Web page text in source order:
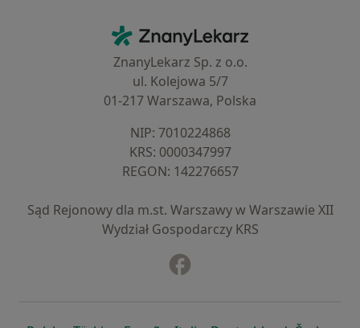
ZnanyLekarz - Strona główna
ZnanyLekarz Sp. z o.o.
ul. Kolejowa 5/7
01-217 Warszawa, Polska
NIP: ⁠7010224868
KRS: ⁠0000347997
REGON: ⁠142276657
Sąd Rejonowy dla m.st. Warszawy w Warszawie XII
Wydział Gospodarczy KRS